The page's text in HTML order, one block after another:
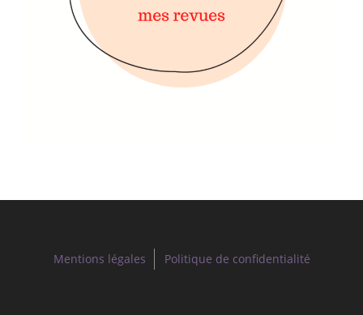
Mentions légales Politique de confidentialité